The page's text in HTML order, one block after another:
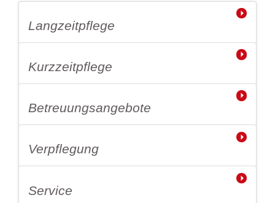
Langzeitpflege
Kurzzeitpflege
Betreuungsangebote
Verpflegung
Service